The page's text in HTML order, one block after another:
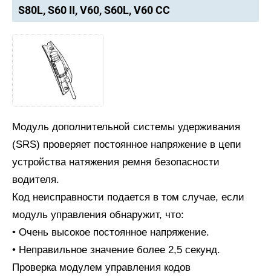
S80L, S60 II, V60, S60L, V60 CC
Модуль дополнительной системы удерживания
(SRS) проверяет постоянное напряжение в цепи
устройства натяжения ремня безопасности
водителя.
Код неисправности подается в том случае, если
модуль управления обнаружит, что:
• Очень высокое постоянное напряжение.
• Неправильное значение более 2,5 секунд.
Проверка модулем управления кодов